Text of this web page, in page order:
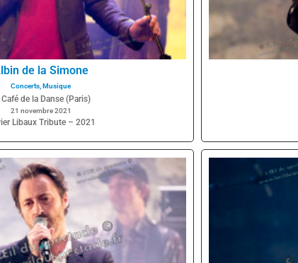
de la Simone
Concerts, Musique
Café de la Danse (Paris)
21 novembre 2021
Libaux Tribute – 2021